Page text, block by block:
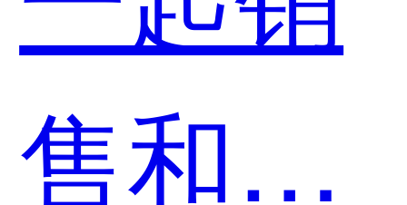
助平台
售和薄